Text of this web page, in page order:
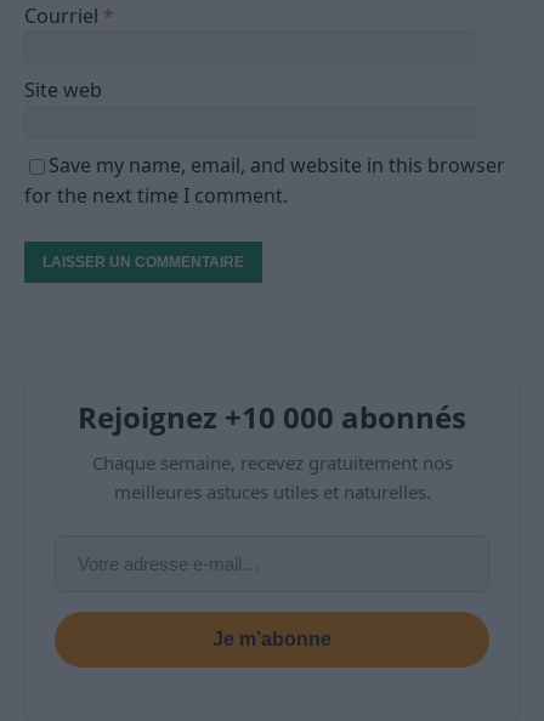
Courriel *
Site web
Save my name, email, and website in this browser
for the next time I comment.
Rejoignez +10 000 abonnés
Chaque semaine, recevez gratuitement nos
meilleures astuces utiles et naturelles.
Je m’abonne